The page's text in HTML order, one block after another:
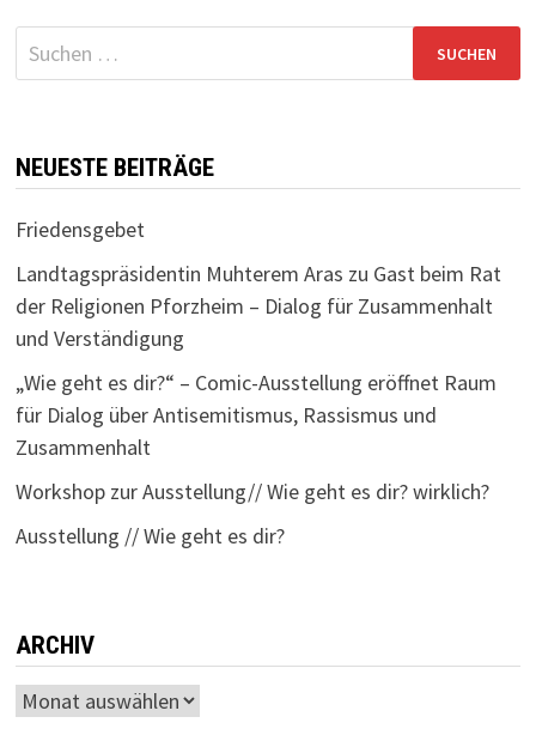
Suchen
nach:
NEUESTE BEITRÄGE
Friedensgebet
Landtagspräsidentin Muhterem Aras zu Gast beim Rat
der Religionen Pforzheim – Dialog für Zusammenhalt
und Verständigung
„Wie geht es dir?“ – Comic-Ausstellung eröffnet Raum
für Dialog über Antisemitismus, Rassismus und
Zusammenhalt
Workshop zur Ausstellung// Wie geht es dir? wirklich?
Ausstellung // Wie geht es dir?
ARCHIV
Archiv